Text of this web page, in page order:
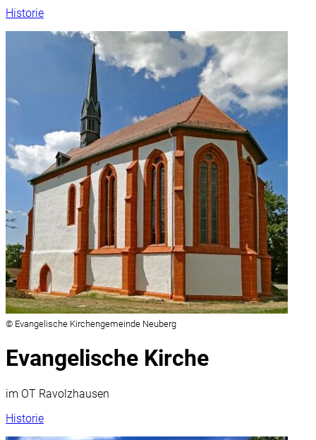
Historie
© Evangelische Kirchengemeinde Neuberg
Evangelische Kirche
im OT Ravolzhausen
Historie